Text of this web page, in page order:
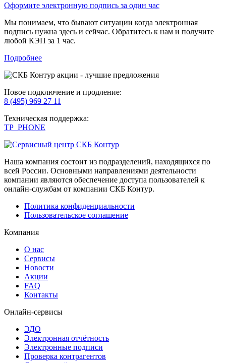
Оформите электронную подпись за один час
Мы понимаем, что бывают ситуации когда электронная
подпись нужна здесь и сейчас. Обратитесь к нам и получите
любой КЭП за 1 час.
Подробнее
Новое подключение и продление:
8 (495) 969 27 11
Техническая поддержка:
TP_PHONE
Наша компания состоит из подразделений, находящихся по
всей России. Основными направлениями деятельности
компании являются обеспечение доступа пользователей к
онлайн-службам от компании СКБ Контур.
Политика конфиденциальности
Пользовательское соглашение
Компания
О нас
Сервисы
Новости
Акции
FAQ
Контакты
Онлайн-сервисы
ЭДО
Электронная отчётность
Электронные подписи
Проверка контрагентов